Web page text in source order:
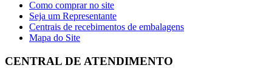
Como comprar no site
Seja um Representante
Centrais de recebimentos de embalagens
Mapa do Site
CENTRAL DE ATENDIMENTO